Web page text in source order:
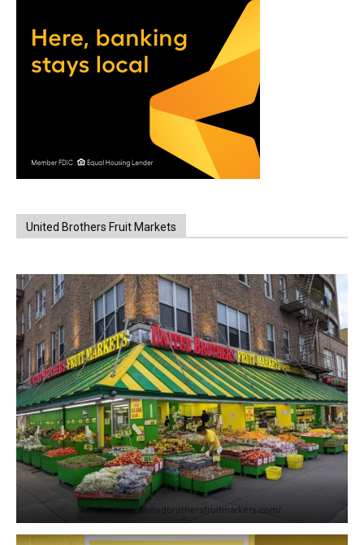
United Brothers Fruit Markets
https://www.unitedbrothersfruitmarkets.com/